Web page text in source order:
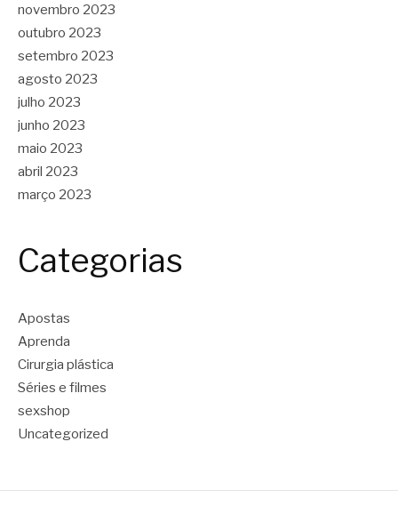
novembro 2023
outubro 2023
setembro 2023
agosto 2023
julho 2023
junho 2023
maio 2023
abril 2023
março 2023
Categorias
Apostas
Aprenda
Cirurgia plástica
Séries e filmes
sexshop
Uncategorized